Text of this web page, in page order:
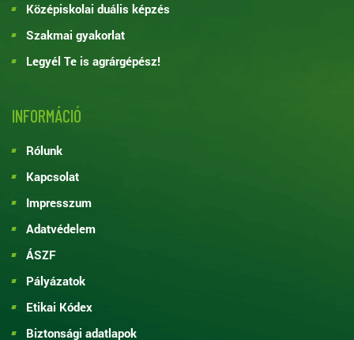
Középiskolai duális képzés
Szakmai gyakorlat
Legyél Te is agrárgépész!
INFORMÁCIÓ
Rólunk
Kapcsolat
Impresszum
Adatvédelem
ÁSZF
Pályázatok
Etikai Kódex
Biztonsági adatlapok